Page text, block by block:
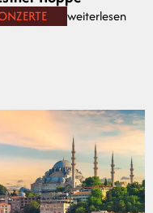
weiterlesen